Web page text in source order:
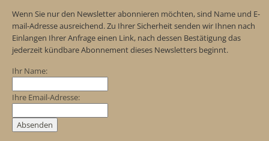
Wenn Sie nur den Newsletter abonnieren möchten, sind Name und E-
mail-Adresse ausreichend. Zu Ihrer Sicherheit senden wir Ihnen nach
Einlangen Ihrer Anfrage einen Link, nach dessen Bestätigung das
jederzeit kündbare Abonnement dieses Newsletters beginnt.
Ihr Name:
Ihre Email-Adresse: